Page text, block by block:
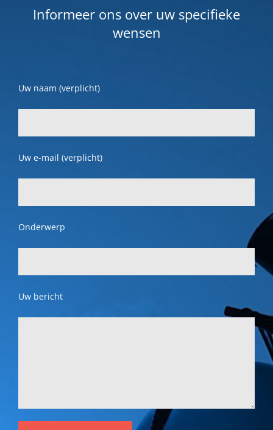
Informeer ons over uw specifieke
wensen
Uw naam (verplicht)
Uw e-mail (verplicht)
Onderwerp
Uw bericht